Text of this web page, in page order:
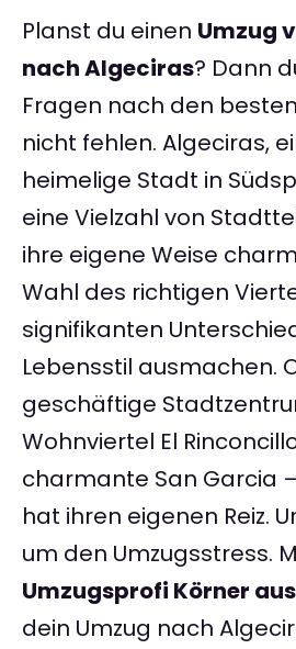
Planst du einen Umzug
nach Algeciras? Dann
Fragen nach den
nicht fehlen. Algeciras,
heimelige Stadt in
eine Vielzahl von
ihre eigene Weise
Wahl des richtigen
signifikanten
Lebensstil ausmachen.
geschäftige
Wohnviertel El
charmante San Garcia
hat ihren eigenen Reiz.
um den Umzugsstress.
Umzugsprofi Körner
dein Umzug nach